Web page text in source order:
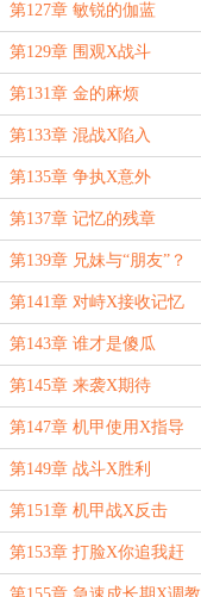
第127章 敏锐的伽蓝
第129章 围观X战斗
第131章 金的麻烦
第133章 混战X陷入
第135章 争执X意外
第137章 记忆的残章
第139章 兄妹与“朋友”？
第141章 对峙X接收记忆
第143章 谁才是傻瓜
第145章 来袭X期待
第147章 机甲使用X指导
第149章 战斗X胜利
第151章 机甲战X反击
第153章 打脸X你追我赶